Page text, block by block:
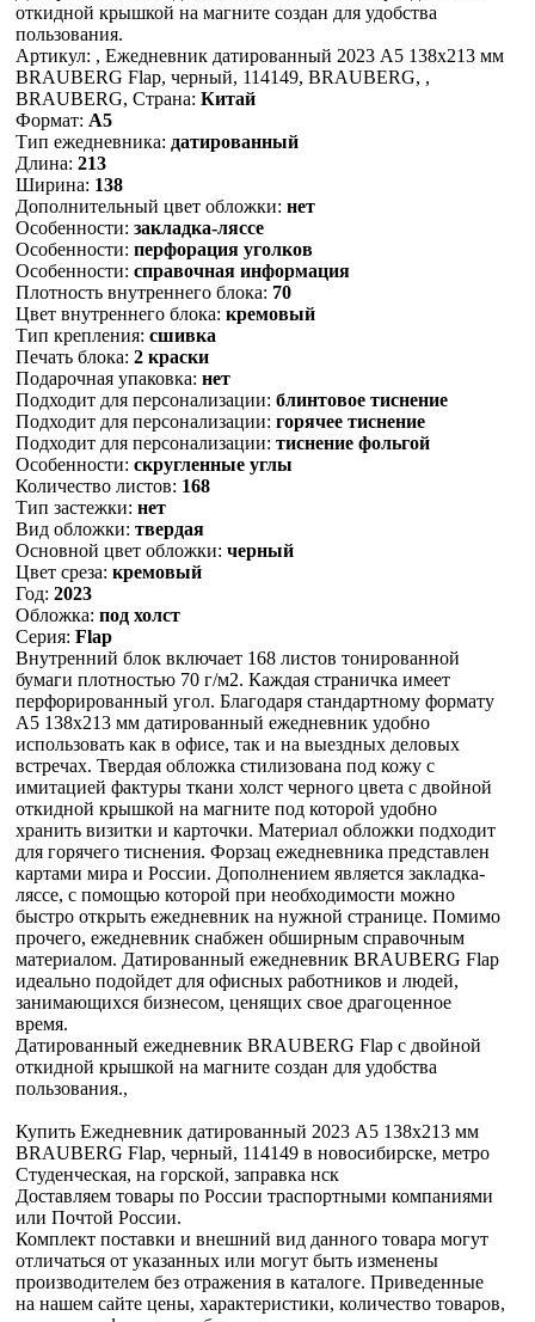
откидной крышкой на магните создан для удобства
пользования.
Артикул: , Ежедневник датированный 2023 А5 138x213 мм
BRAUBERG Flap, черный, 114149, BRAUBERG, ,
BRAUBERG, Страна: Китай
Формат: А5
Тип ежедневника: датированный
Длина: 213
Ширина: 138
Дополнительный цвет обложки: нет
Особенности: закладка-ляссе
Особенности: перфорация уголков
Особенности: справочная информация
Плотность внутреннего блока: 70
Цвет внутреннего блока: кремовый
Тип крепления: сшивка
Печать блока: 2 краски
Подарочная упаковка: нет
Подходит для персонализации: блинтовое тиснение
Подходит для персонализации: горячее тиснение
Подходит для персонализации: тиснение фольгой
Особенности: скругленные углы
Количество листов: 168
Тип застежки: нет
Вид обложки: твердая
Основной цвет обложки: черный
Цвет среза: кремовый
Год: 2023
Обложка: под холст
Серия: Flap
Внутренний блок включает 168 листов тонированной
бумаги плотностью 70 г/м2. Каждая страничка имеет
перфорированный угол. Благодаря стандартному формату
А5 138х213 мм датированный ежедневник удобно
использовать как в офисе, так и на выездных деловых
встречах. Твердая обложка стилизована под кожу с
имитацией фактуры ткани холст черного цвета с двойной
откидной крышкой на магните под которой удобно
хранить визитки и карточки. Материал обложки подходит
для горячего тиснения. Форзац ежедневника представлен
картами мира и России. Дополнением является закладка-
ляссе, с помощью которой при необходимости можно
быстро открыть ежедневник на нужной странице. Помимо
прочего, ежедневник снабжен обширным справочным
материалом. Датированный ежедневник BRAUBERG Flap
идеально подойдет для офисных работников и людей,
занимающихся бизнесом, ценящих свое драгоценное
время.
Датированный ежедневник BRAUBERG Flap с двойной
откидной крышкой на магните создан для удобства
пользования.,
Купить Ежедневник датированный 2023 А5 138x213 мм
BRAUBERG Flap, черный, 114149 в новосибирске, метро
Студенческая, на горской, заправка нск
Доставляем товары по России траспортными компаниями
или Почтой России.
Комплект поставки и внешний вид данного товара могут
отличаться от указанных или могут быть изменены
производителем без отражения в каталоге. Приведенные
на нашем сайте цены, характеристики, количество товаров,